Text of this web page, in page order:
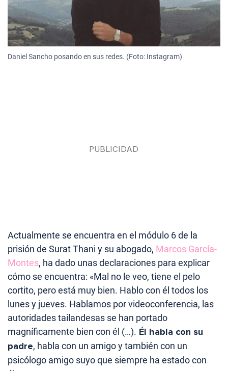
Daniel Sancho posando en sus redes. (Foto: Instagram)
Actualmente se encuentra en el módulo 6 de la
prisión de Surat Thani y su abogado, Marcos García-
Montes, ha dado unas declaraciones para explicar
cómo se encuentra: «Mal no le veo, tiene el pelo
cortito, pero está muy bien. Hablo con él todos los
lunes y jueves. Hablamos por videoconferencia, las
autoridades tailandesas se han portado
magníficamente bien con él (…). Él habla con su
padre, habla con un amigo y también con un
psicólogo amigo suyo que siempre ha estado con